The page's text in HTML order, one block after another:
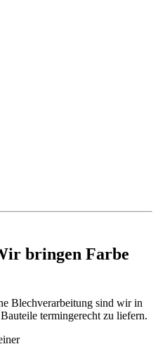
bringen Farbe
Blechverarbeitung sind wir in
termingerecht zu liefern.